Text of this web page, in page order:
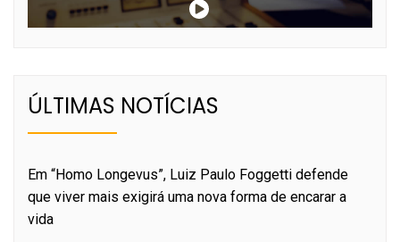
ÚLTIMAS NOTÍCIAS
Em “Homo Longevus”, Luiz Paulo Foggetti defende
que viver mais exigirá uma nova forma de encarar a
vida